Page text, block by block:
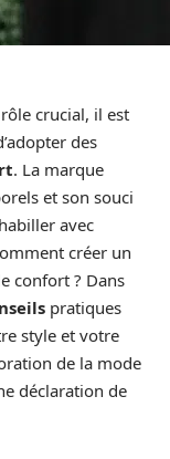
crucial, il est
des
. La marque
et son souci
avec
créer un
confort ? Dans
pratiques
style et votre
de la mode
déclaration de